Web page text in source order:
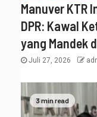
Manuver KTR
DPR: Kawal
yang Mandek
Juli 27, 2026
3 min read